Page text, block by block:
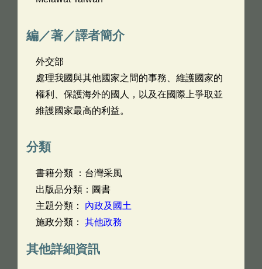
編／著／譯者簡介
外交部
處理我國與其他國家之間的事務、維護國家的
權利、保護海外的國人，以及在國際上爭取並
維護國家最高的利益。
分類
書籍分類 ：台灣采風
出版品分類：圖書
主題分類： 內政及國土
施政分類： 其他政務
其他詳細資訊